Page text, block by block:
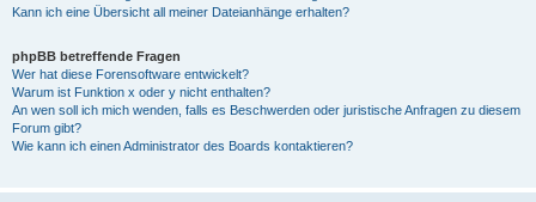
Kann ich eine Übersicht all meiner Dateianhänge erhalten?
phpBB betreffende Fragen
Wer hat diese Forensoftware entwickelt?
Warum ist Funktion x oder y nicht enthalten?
An wen soll ich mich wenden, falls es Beschwerden oder juristische Anfragen zu diesem
Forum gibt?
Wie kann ich einen Administrator des Boards kontaktieren?